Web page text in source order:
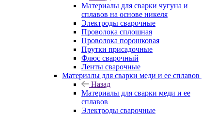
Материалы для сварки чугуна и
сплавов на основе никеля
Электроды сварочные
Проволока сплошная
Проволока порошковая
Прутки присадочные
Флюс сварочный
Ленты сварочные
Материалы для сварки меди и ее сплавов
Назад
Материалы для сварки меди и ее
сплавов
Электроды сварочные